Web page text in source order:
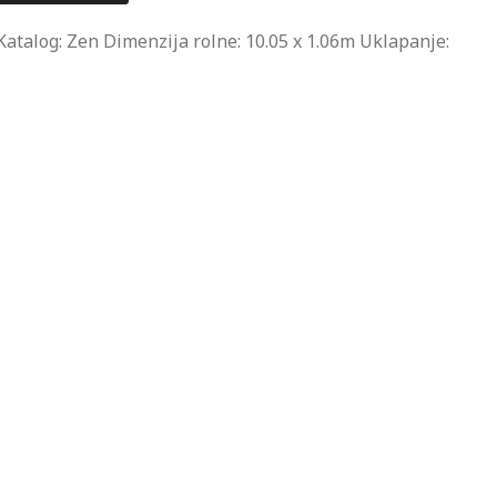
Zen Dimenzija rolne: 10.05 x 1.06m Uklapanje: